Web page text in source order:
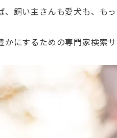
飼い主さんも愛犬も、も
にするための専門家検索